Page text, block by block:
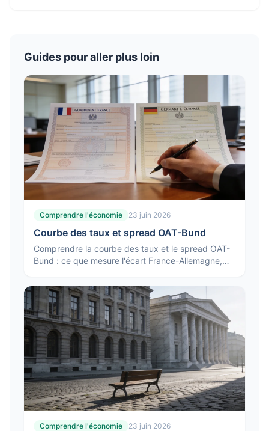
Guides pour aller plus loin
Comprendre l'économie 23 juin 2026
Courbe des taux et spread OAT-Bund
Comprendre la courbe des taux et le spread OAT-
Bund : ce que mesure l'écart France-Allemagne,
signale.
Comprendre l'économie 23 juin 2026